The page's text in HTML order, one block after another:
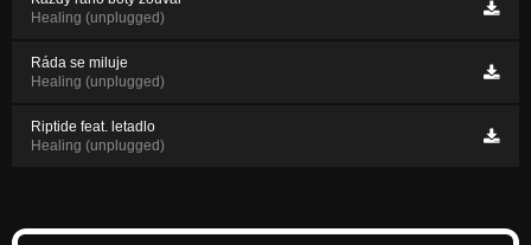
Healing (unplugged)
Ráda se miluje
Healing (unplugged)
Riptide feat. letadlo
Healing (unplugged)